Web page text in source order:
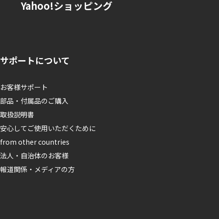
Yahoo!ショッピング
サポートについて
お客様サポート
部品・付属品のご購入
取扱説明書
安心してご使用いただくために
from other countries
法人・自治体のお客様
報道関係・メディアの方